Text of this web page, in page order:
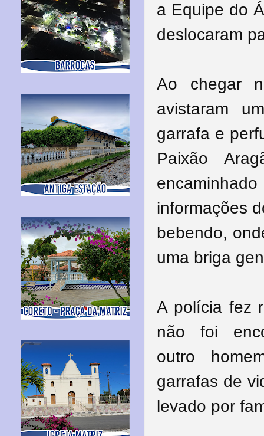
a Equipe do
deslocaram
Ao chegar
avistaram
garrafa e
Paixão
informações
bebendo,
uma briga
A polícia fez
não foi
outro
garrafas de
levado por